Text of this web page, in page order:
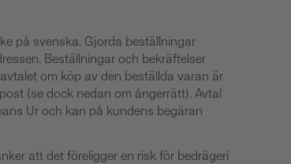
på svenska. Gjorda beställningar
Beställningar och bekräftelser
om köp av den beställda varan är
(se dock nedan om ångerrätt). Avtal
Ur och kan på kundens begäran
att det föreligger en risk för bedrägeri